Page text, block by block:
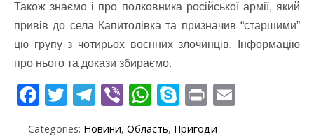
Також знаємо і про полковника російської армії, який
привів до села Капитолівка та призначив “старшими”
цю групу з чотирьох воєнних злочинців. Інформацію
про нього та докази збираємо.
F T T Vi W S Pr
Categories: Новини, Область, Пригоди